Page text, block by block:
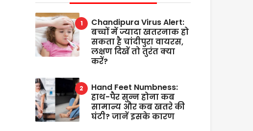
Chandipura Virus Alert:
बच्चों में ज्यादा खतरनाक हो
सकता है चांदीपुरा वायरस,
लक्षण दिखें तो तुरंत क्या
करें?
Hand Feet Numbness:
हाथ-पैर सुन्न होना कब
सामान्य और कब खतरे की
घंटी? जानें इसके कारण